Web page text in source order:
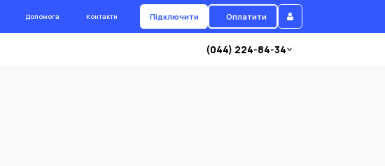
Допомога Контакти Підключити Оплатити
(044) 224-84-34